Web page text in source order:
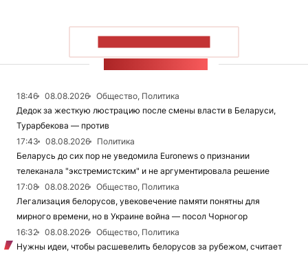
18:46 08.08.2026
Общество, Политика
Дедок за жесткую люстрацию после смены власти в Беларуси,
Турарбекова — против
17:43
08.08.2026
Политика
Беларусь до сих пор не уведомила Euronews о признании
телеканала "экстремистским" и не аргументировала решение
17:08
08.08.2026
Общество, Политика
Легализация белорусов, увековечение памяти понятны для
мирного времени, но в Украине война — посол Чорногор
16:32
08.08.2026
Общество, Политика
Нужны идеи, чтобы расшевелить белорусов за рубежом, считает